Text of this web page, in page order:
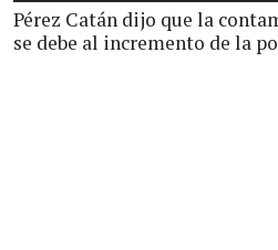
Pérez Catán dijo que la
se debe al incremento de la